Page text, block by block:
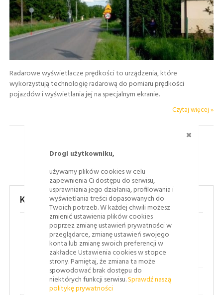
Drogi użytkowniku,
używamy plików cookies w celu
zapewnienia Ci dostępu do serwisu,
usprawniania jego działania, profilowania i
wyświetlania treści dopasowanych do
Twoich potrzeb. W każdej chwili możesz
zmienić ustawienia plików cookies
poprzez zmianę ustawień prywatności w
przeglądarce, zmianę ustawień swojego
konta lub zmianę swoich preferencji w
zakładce Ustawienia cookies w stopce
strony. Pamiętaj, że zmiana ta może
spowodować brak dostępu do
niektórych funkcji serwisu.Sprawdź naszą
politykę prywatności
Radarowe wyświetlacze prędkości to urządzenia, które
wykorzystują technologię radarową do pomiaru prędkości
pojazdów i wyświetlania jej na specjalnym ekranie.
Czytaj więcej »
Kategorie
Bezpieczeństwo ruchu drogowego(43)
Jak to się robi(8)
Oznakowanie poziome(1)